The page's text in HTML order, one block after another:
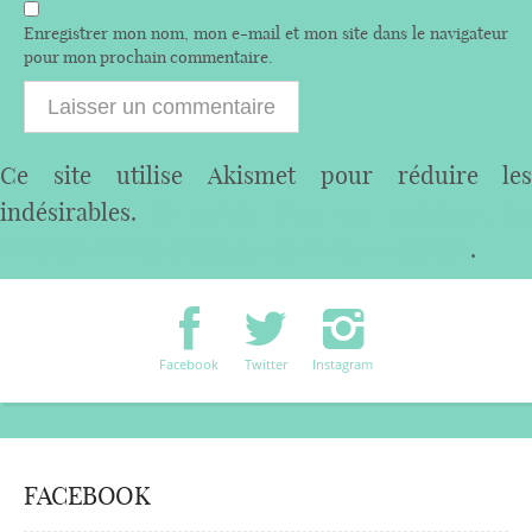
Enregistrer mon nom, mon e-mail et mon site dans le navigateur
pour mon prochain commentaire.
Ce site utilise Akismet pour réduire les
indésirables.
.
Facebook Twitter Instagram
FACEBOOK